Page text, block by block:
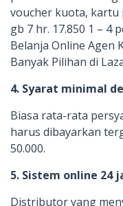
voucher kuota, kartu
gb 7 hr. 17.850 1 – 4
Belanja Online Agen
Banyak Pilihan di
4. Syarat minimal
Biasa rata-rata
harus dibayarkan
50.000.
5. Sistem online 24
Distributor yang